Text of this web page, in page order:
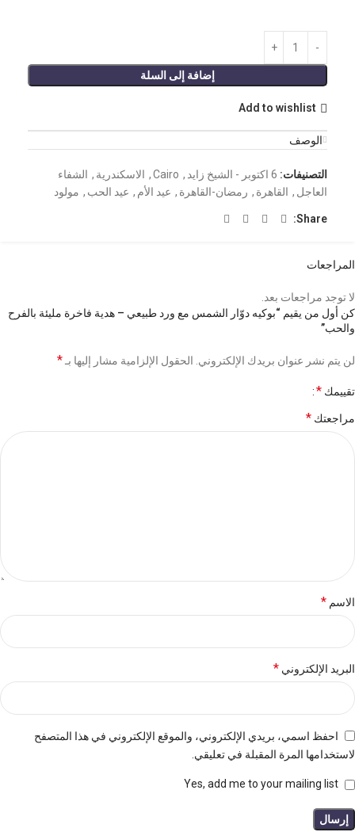
إضافة إلى السلة
Add to wishlist
الوصف
التصنيفات: 6 اكتوبر - الشيخ زايد ,
Cairo
, الاسكندرية , الشفاء
العاجل , القاهرة , رمضان-القاهرة , عيد الأم , عيد الحب , مولود
Share:
المراجعات
لا توجد مراجعات بعد.
كن أول من يقيم “بوكيه دوّار الشمس مع ورد طبيعي – هدية فاخرة مليئة بالفرح
والحب”
لن يتم نشر عنوان بريدك الإلكتروني. الحقول الإلزامية مشار إليها بـ*
تقييمك *
مراجعتك *
الاسم *
البريد الإلكتروني *
احفظ اسمي، بريدي الإلكتروني، والموقع الإلكتروني في هذا المتصفح
لاستخدامها المرة المقبلة في تعليقي.